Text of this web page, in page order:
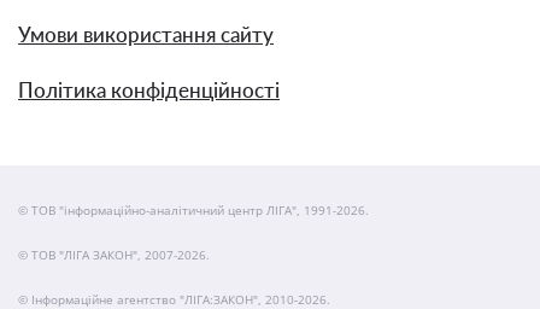
Умови використання сайту
Політика конфіденційності
© ТОВ "інформаційно-аналітичний центр ЛІГА", 1991-2026.
© ТОВ "ЛІГА ЗАКОН", 2007-2026.
© Інформаційне агентство "ЛІГА:ЗАКОН", 2010-2026.